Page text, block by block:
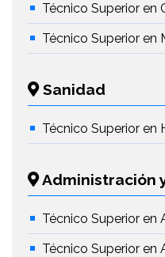
Técnico Superior en
Técnico Superior en
Sanidad
Técnico Superior en
Administración
Técnico Superior en
Técnico Superior en